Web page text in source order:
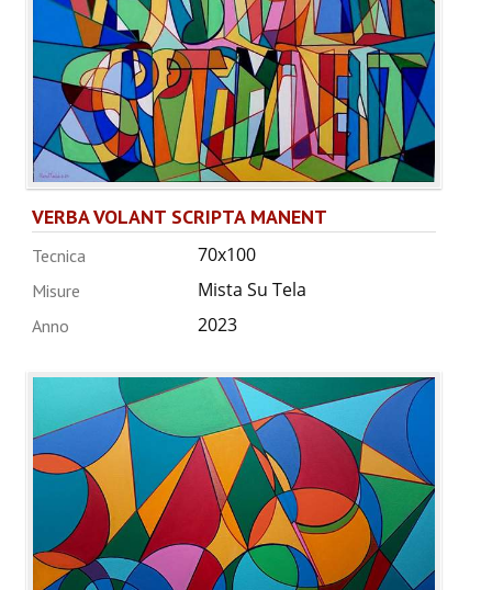
VERBA VOLANT SCRIPTA MANENT
Tecnica 70x100
Misure Mista Su Tela
Anno 2023